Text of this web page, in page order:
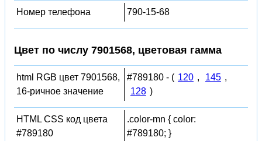
Номер телефона 790-15-68
Цвет по числу 7901568, цветовая гамма
html RGB цвет 7901568,
16-ричное значение
#789180 - ( 120 , 145 ,
128 )
HTML CSS код цвета
#789180
.color-mn { color:
#789180; }